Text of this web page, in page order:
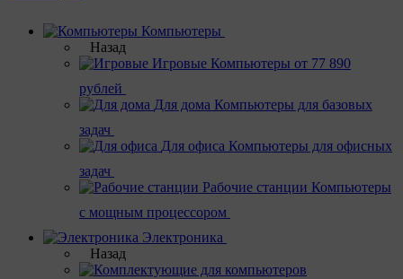
Компьютеры
Назад
Игровые Компьютеры от 77 890
рублей
Для дома Компьютеры для базовых
задач
Для офиса Компьютеры для офисных
задач
Рабочие станции Компьютеры
с мощным процессором
Электроника
Назад